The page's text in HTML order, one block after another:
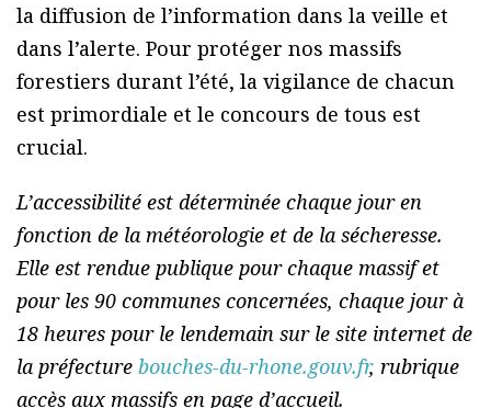
la diffusion de l’information dans la veille et
dans l’alerte. Pour protéger nos massifs
forestiers durant l’été, la vigilance de chacun
est primordiale et le concours de tous est
crucial.
L’accessibilité est déterminée chaque jour en
fonction de la météorologie et de la sécheresse.
Elle est rendue publique pour chaque massif et
pour les 90 communes concernées, chaque jour à
18 heures pour le lendemain sur le site internet de
la préfecture bouches-du-rhone.gouv.fr, rubrique
accès aux massifs en page d’accueil.